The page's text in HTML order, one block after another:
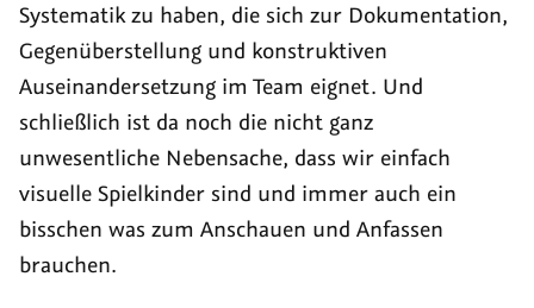
Systematik zu haben, die sich zur Dokumentation,
Gegenüberstellung und konstruktiven
Auseinandersetzung im Team eignet. Und
schließlich ist da noch die nicht ganz
unwesentliche Nebensache, dass wir einfach
visuelle Spielkinder sind und immer auch ein
bisschen was zum Anschauen und Anfassen
brauchen.